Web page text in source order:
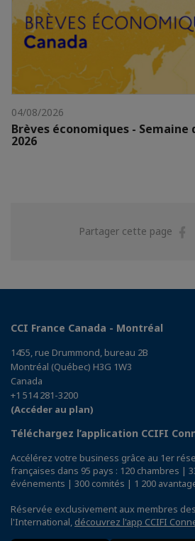
04/08/2026
Brèves économiques - Semaine
2026
Partager cette page
CCI France Canada - Montréal
1455, rue Drummond, bureau 2B
Montréal (Québec) H3G 1W3
Canada
+1 514 281-3200
(Accéder au plan)
Téléchargez l’application CCIFI
Accélérez votre business grâce au 1er
françaises dans 95 pays : 120 chambres |
événements | 300 comités | 1 200
Réservée exclusivement aux membres
l'International, découvrez l'app CCIFI